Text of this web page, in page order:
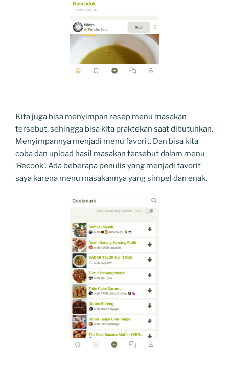
Kita juga bisa menyimpan resep menu masakan
tersebut, sehingga bisa kita praktekan saat dibutuhkan.
Menyimpannya menjadi menu favorit. Dan bisa kita
coba dan upload hasil masakan tersebut dalam menu
‘Recook’. Ada beberapa penulis yang menjadi favorit
saya karena menu masakannya yang simpel dan enak.